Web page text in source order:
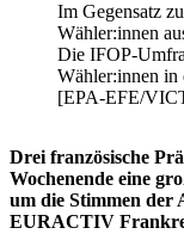
Im Gegensatz
Wähler:innen
Die IFOP-
Wähler:innen in
[EPA-EFE/
Drei französische
Wochenende eine
um die Stimmen der
EURACTIV